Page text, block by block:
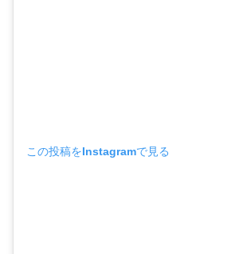
この投稿をInstagramで見る